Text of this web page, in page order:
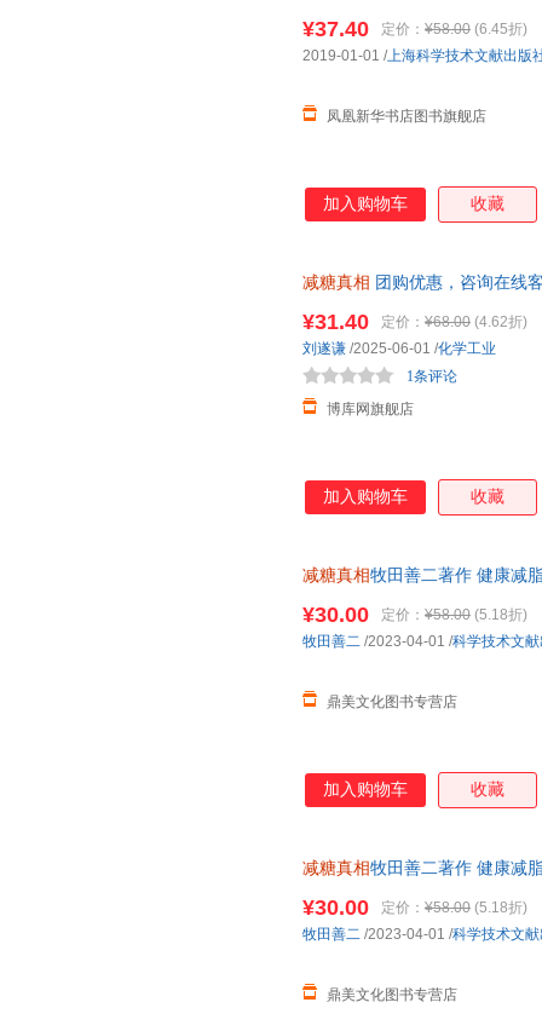
¥37.40 定价： ¥58.00 (6.45折)
凤凰新华书店图书旗舰店
2019-01-01 /上海科学技术文献出版
加入购物车 收藏
减糖真相 团购优惠，咨询在线
¥31.40 定价： ¥68.00 (4.62折)
博库网旗舰店
1条评论
刘遂谦 /2025-06-01 /化学工业
加入购物车 收藏
减糖真相牧田善二著作 健康减
¥30.00 定价： ¥58.00 (5.18折)
鼎美文化图书专营店
牧田善二 /2023-04-01 /科学技术文
加入购物车 收藏
减糖真相牧田善二著作 健康减
¥30.00 定价： ¥58.00 (5.18折)
鼎美文化图书专营店
牧田善二 /2023-04-01 /科学技术文